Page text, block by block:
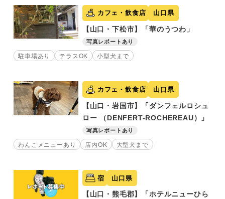
カフェ・飲食店 山口県
【山口・下松市】「華のうつわ」
写真レポートあり
駐車場あり テラスOK 小型犬まで
カフェ・飲食店 山口県
【山口・岩国市】「ダンフェルロシュ
ロー （DENFERT-ROCHEREAU）」
写真レポートあり
わんこメニューあり 店内OK 大型犬まで
宿 山口県
【山口・熊毛郡】「ホテルニューひら